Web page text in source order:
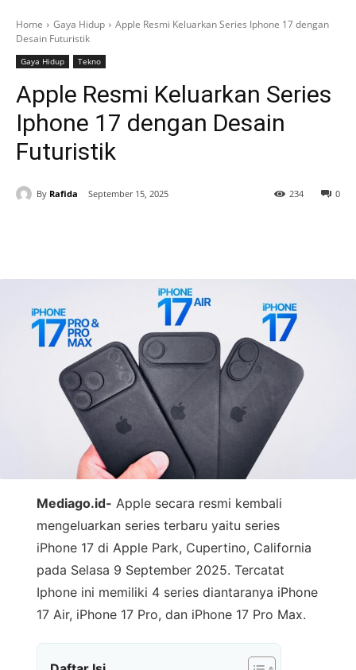
Home Gaya Hidup
Apple Resmi Keluarkan Series Iphone 17 dengan
Desain Futuristik
Gaya Hidup Tekno
Apple Resmi Keluarkan Series
Iphone 17 dengan Desain
Futuristik
By Rafida September 15, 2025 0
234
Mediago.id- Apple secara resmi kembali
mengeluarkan series terbaru yaitu series
iPhone 17 di Apple Park, Cupertino, California
pada Selasa 9 September 2025. Tercatat
Iphone ini memiliki 4 series diantaranya iPhone
17 Air, iPhone 17 Pro, dan iPhone 17 Pro Max.